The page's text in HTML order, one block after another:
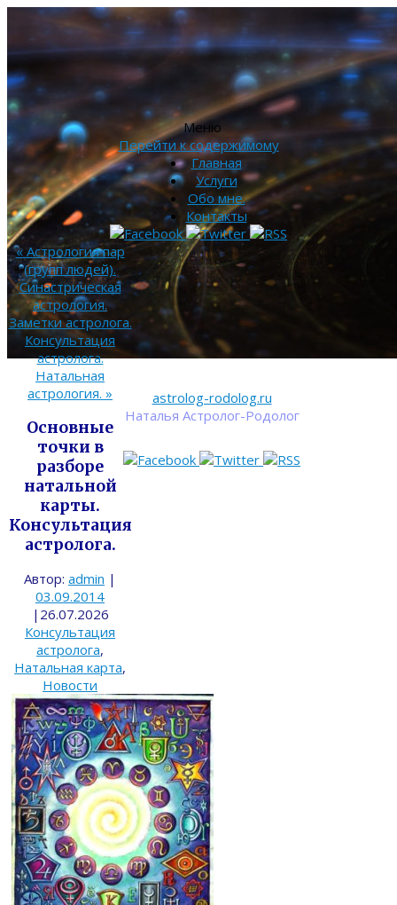
astrolog-rodolog.ru
Наталья Астролог-Родолог
Меню
Перейти к содержимому
Главная
Услуги
Обо мне.
Контакты
«Астрология пар
(групп людей).
Синастрическая
астрология.
Заметки астролога.
Консультация
астролога.
Натальная
астрология. »
Основные
точки в
разборе
натальной
карты.
Консультация
астролога.
Автор: admin |
03.09.2014
| 26.07.2026
Консультация
астролога,
Натальная карта,
Новости